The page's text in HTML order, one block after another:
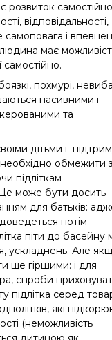
відповідальності,
і
має
самостійно.
похмурі,
пасивними і
та
дітьми і
необхідно обмежити
підліткам
може бути досить
для батьків:
потім
піти до басейну
ускладнень. Але
ще гіршими: і для
спроби
підлітка серед
які
(неможливість